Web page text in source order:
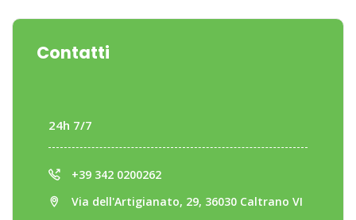
Contatti
24h 7/7
+39 342 0200262
Via dell'Artigianato, 29, 36030 Caltrano VI